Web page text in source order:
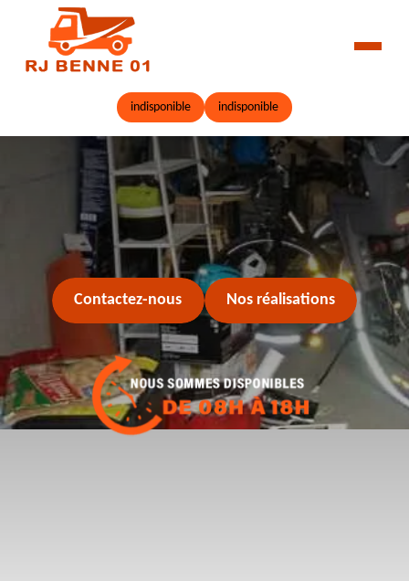
indisponible indisponible
Contactez-nous Nos réalisations